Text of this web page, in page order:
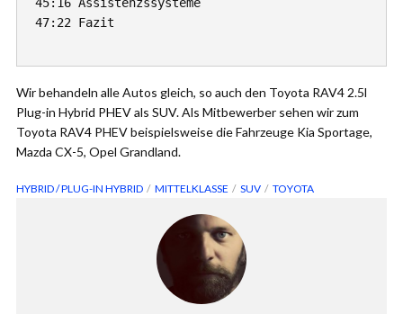
47:22 Fazit
Wir behandeln alle Autos gleich, so auch den Toyota RAV4 2.5l
Plug-in Hybrid PHEV als SUV. Als Mitbewerber sehen wir zum
Toyota RAV4 PHEV beispielsweise die Fahrzeuge Kia Sportage,
Mazda CX-5, Opel Grandland.
HYBRID / PLUG-IN HYBRID MITTELKLASSE SUV TOYOTA